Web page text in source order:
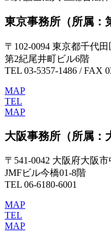
東京事務所 （所属：
〒102-0094 東京都千代
第2紀尾井町ビル6階
TEL 03-5357-1486 / FAX
MAP
TEL
MAP
大阪事務所 （所属：
〒541-0042 大阪府大阪
JMFビル今橋01-8階
TEL 06-6180-6001
MAP
TEL
MAP